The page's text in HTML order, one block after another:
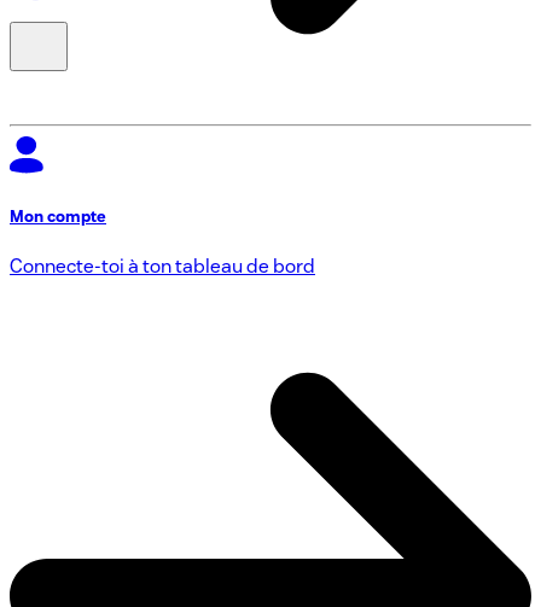
Mon compte
Connecte-toi à ton tableau de bord